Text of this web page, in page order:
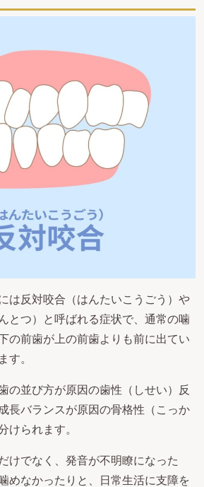
は反対咬合（はんたいこうごう）や
とつ）と呼ばれる症状で、通常の噛
の前歯が上の前歯よりも前に出てい
す。
の並び方が原因の歯性（しせい）反
長バランスが原因の骨格性（こっか
けられます。
けでなく、発音が不明瞭になった
めなかったりと、日常生活に支障を